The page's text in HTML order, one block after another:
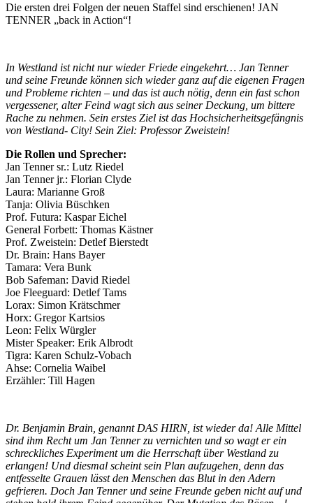
Die ersten drei Folgen der neuen Staffel sind erschienen! JAN
TENNER „back in Action“!
In Westland ist nicht nur wieder Friede eingekehrt… Jan Tenner
und seine Freunde können sich wieder ganz auf die eigenen Fragen
und Probleme richten – und das ist auch nötig, denn ein fast schon
vergessener, alter Feind wagt sich aus seiner Deckung, um bittere
Rache zu nehmen. Sein erstes Ziel ist das Hochsicherheitsgefängnis
von Westland- City! Sein Ziel: Professor Zweistein!
Die Rollen und Sprecher:
Jan Tenner sr.: Lutz Riedel
Jan Tenner jr.: Florian Clyde
Laura: Marianne Groß
Tanja: Olivia Büschken
Prof. Futura: Kaspar Eichel
General Forbett: Thomas Kästner
Prof. Zweistein: Detlef Bierstedt
Dr. Brain: Hans Bayer
Tamara: Vera Bunk
Bob Safeman: David Riedel
Joe Fleeguard: Detlef Tams
Lorax: Simon Krätschmer
Horx: Gregor Kartsios
Leon: Felix Würgler
Mister Speaker: Erik Albrodt
Tigra: Karen Schulz-Vobach
Ahse: Cornelia Waibel
Erzähler: Till Hagen
Dr. Benjamin Brain, genannt DAS HIRN, ist wieder da! Alle Mittel
sind ihm Recht um Jan Tenner zu vernichten und so wagt er ein
schreckliches Experiment um die Herrschaft über Westland zu
erlangen! Und diesmal scheint sein Plan aufzugehen, denn das
entfesselte Grauen lässt den Menschen das Blut in den Adern
gefrieren. Doch Jan Tenner und seine Freunde geben nicht auf und